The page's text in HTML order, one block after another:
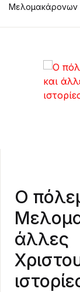
Μελομακάρονων
Ο
άλλες